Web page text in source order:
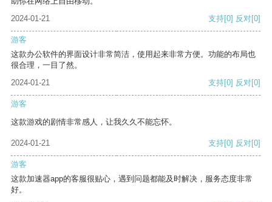
2024-01-21
支持[0] 反对[0]
游客
这款办公软件的界面设计非常简洁，使用起来非常方便。功能的布局也
很合理，一目了然。
2024-01-21
支持[0] 反对[0]
游客
这款游戏的剧情非常感人，让我久久不能忘怀。
2024-01-21 支持[0] 反对[0]
游客
这款加速器app的客服很贴心，遇到问题都能及时解决，服务态度非常
好。